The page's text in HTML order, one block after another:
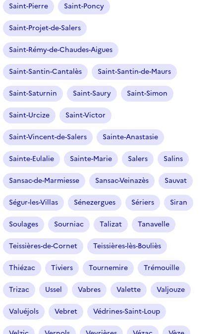
Saint-Pierre Saint-Poncy
Saint-Projet-de-Salers
Saint-Rémy-de-Chaudes-Aigues
Saint-Santin-Cantalès Saint-Santin-de-Maurs
Saint-Saturnin Saint-Saury Saint-Simon
Saint-Urcize Saint-Victor
Saint-Vincent-de-Salers Sainte-Anastasie
Sainte-Eulalie Sainte-Marie Salers Salins
Sansac-de-Marmiesse Sansac-Veinazès Sauvat
Ségur-les-Villas Sénezergues Sériers Siran
Soulages Sourniac Talizat Tanavelle
Teissières-de-Cornet Teissières-lès-Bouliès
Thiézac Tiviers Tournemire Trémouille
Trizac Ussel Vabres Valette Valjouze
Valuéjols Vebret Védrines-Saint-Loup